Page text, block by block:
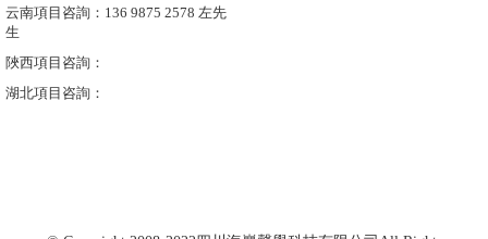
云南項目咨詢：136 9875 2578 左先
生
陜西項目咨詢：
湖北項目咨詢：